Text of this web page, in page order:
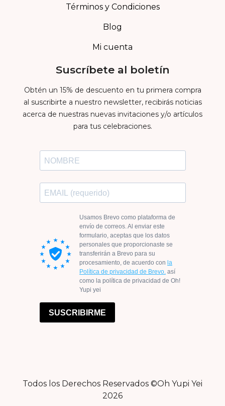
Términos y Condiciones
Blog
Mi cuenta
Suscríbete al boletín
Obtén un 15% de descuento en tu primera compra
al suscribirte a nuestro newsletter, recibirás noticias
acerca de nuestras nuevas invitaciones y/o artículos
para tus celebraciones.
Todos los Derechos Reservados ©Oh Yupi Yei
2026